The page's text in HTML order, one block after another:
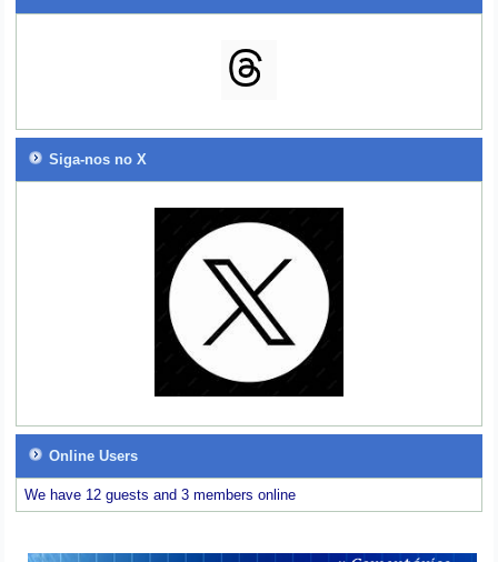
Siga-nos no X
Online Users
We have 12 guests and 3 members online